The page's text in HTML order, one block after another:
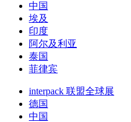
中国
埃及
印度
阿尔及利亚
泰国
菲律宾
interpack 联盟全球展
德国
中国